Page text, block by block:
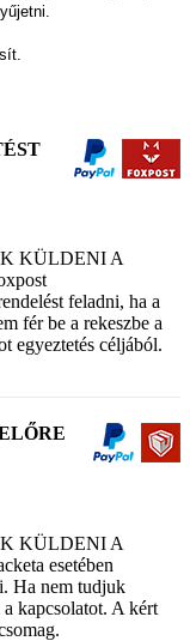
KÜLDENI A
feladni, ha a
fér be a rekeszbe a
egyeztetés céljából.
KÜLDENI A
esetében
Ha nem tudjuk
kapcsolatot. A kért